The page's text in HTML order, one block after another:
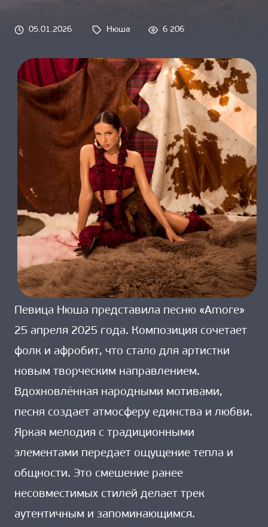
05.01.2026 Нюша 6 206
Певица Нюша представила песню «Amore»
25 апреля 2025 года. Композиция сочетает
фолк и афробит, что стало для артистки
новым творческим направлением.
Вдохновлённая народными мотивами,
песня создает атмосферу единства и любви.
Яркая мелодия с традиционными
элементами передает ощущение тепла и
общности. Это смешение ранее
несовместимых стилей делает трек
аутентичным и запоминающимся.